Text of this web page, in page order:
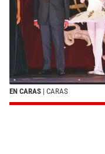
EN CARAS | CARAS